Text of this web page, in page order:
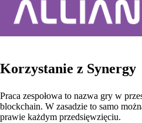
Korzystanie z Synergy
Praca zespołowa to nazwa gry w
blockchain. W zasadzie to samo
prawie każdym przedsięwzięciu.